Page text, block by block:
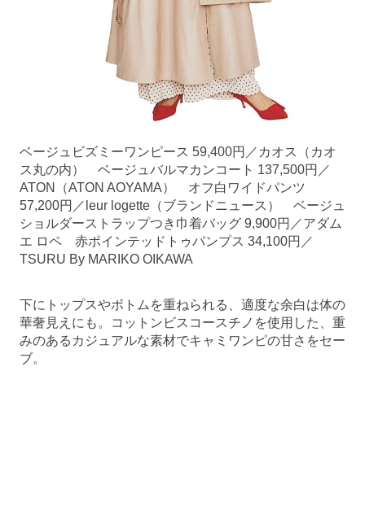
ベージュビズミーワンピース 59,400円／カオス（カオ
ス丸の内） ベージュバルマカンコート 137,500円／
ATON（ATON AOYAMA） オフ白ワイドパンツ
57,200円／leur logette（ブランドニュース） ベージュ
ショルダーストラップつき巾着バッグ 9,900円／アダム
エ ロペ 赤ポインテッドトゥパンプス 34,100円／
TSURU By MARIKO OIKAWA
下にトップスやボトムを重ねられる、適度な余白は体の
華奢見えにも。コットンビスコースチノを使用した、重
みのあるカジュアルな素材でキャミワンピの甘さをセー
ブ。